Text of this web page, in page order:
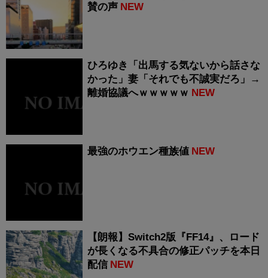
賛の声 NEW
ひろゆき「出馬する気ないから話さな
かった」妻「それでも不誠実だろ」→
離婚協議へｗｗｗｗｗ NEW
最強のホウエン種族値 NEW
【朗報】Switch2版『FF14』、ロード
が長くなる不具合の修正パッチを本日
配信 NEW